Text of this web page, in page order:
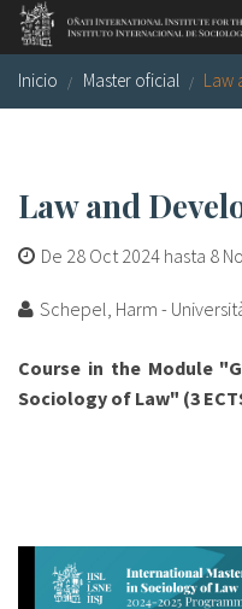
Pasar al contenido principal
Master oficial
Becas
Sobre el IISJ
Inicio Master oficial Law
Law and
De 28 Oct 2024hasta 8
Schepel, Harm -
Course in the Module
Sociology of Law" (3